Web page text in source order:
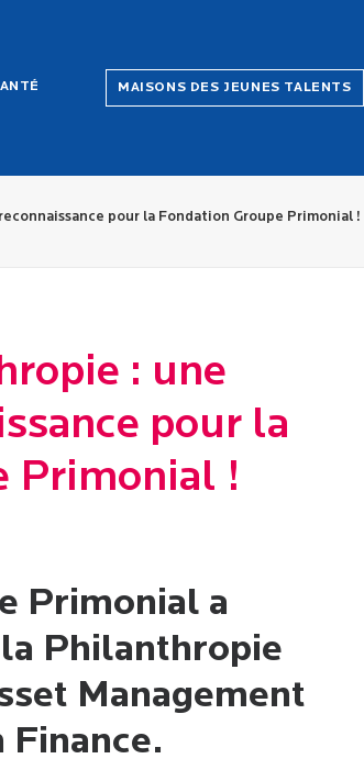
MAISONS DES JEUNES TALENTS
pour la Fondation Groupe Primonial !
: une
pour la
Primonial !
Primonial a
Philanthropie
Management
Finance.